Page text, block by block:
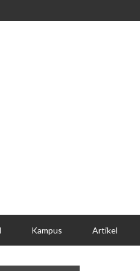
Kampus Artikel